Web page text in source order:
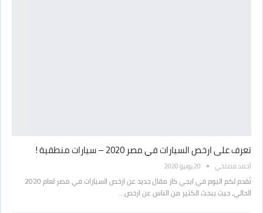
تعرف على ارخص السيارات في مصر 2020 – سيارات منطقية !
أحمد مصلحي 20 يونيو 2020
نُقدم لكم اليوم في ايجي كار مقال جديد عن ارخص السيارات في مصر لعام 2020
الحالي، حيث يبحث الكثير من الناس عن ارخص…